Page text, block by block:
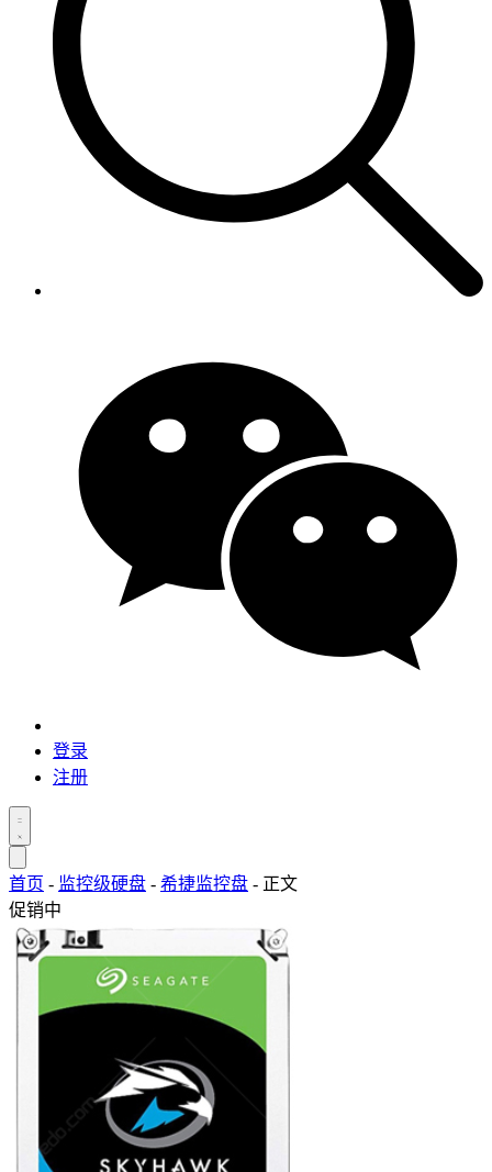
登录
注册
首页 - 监控级硬盘 - 希捷监控盘 - 正文
促销中